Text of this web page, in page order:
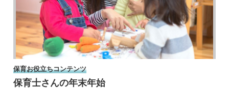
保育お役立ちコンテンツ
保育士さんの年末年始